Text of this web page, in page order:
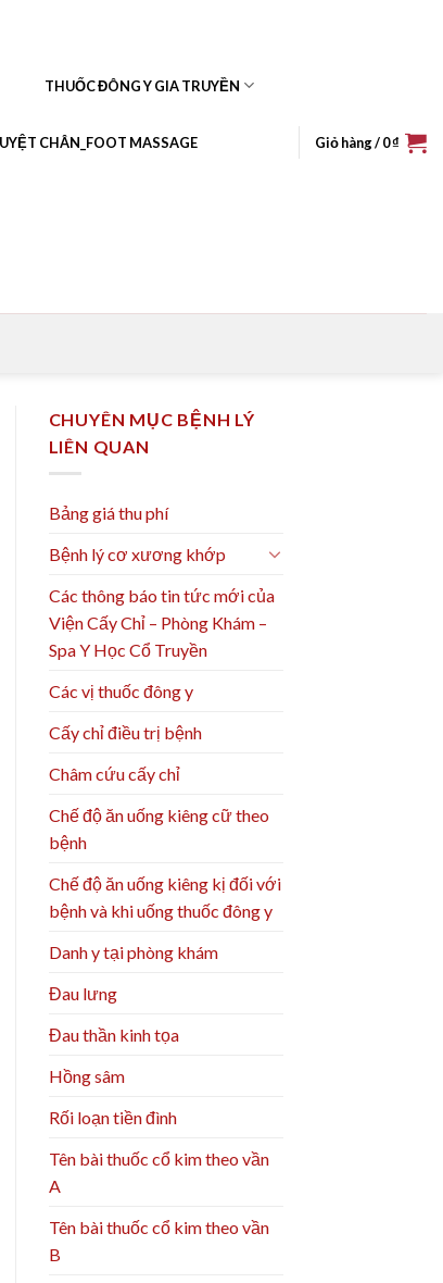
THUỐC ĐÔNG Y GIA TRUYỀN
CHÂN_FOOT MASSAGE Giỏ hàng /0₫
CHUYÊN MỤC BỆNH LÝ
LIÊN QUAN
Bảng giá thu phí
Bệnh lý cơ xương khớp
Các thông báo tin tức mới của
Viện Cấy Chỉ – Phòng Khám –
Spa Y Học Cổ Truyền
Các vị thuốc đông y
Cấy chỉ điều trị bệnh
Châm cứu cấy chỉ
Chế độ ăn uống kiêng cữ theo
bệnh
Chế độ ăn uống kiêng kị đối với
bệnh và khi uống thuốc đông y
Danh y tại phòng khám
Đau lưng
Đau thần kinh tọa
Hồng sâm
Rối loạn tiền đình
Tên bài thuốc cổ kim theo vần
A
Tên bài thuốc cổ kim theo vần
B